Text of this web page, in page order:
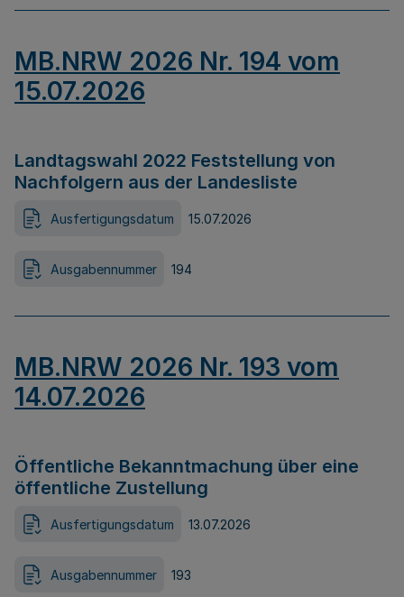
MB.NRW 2026 Nr. 194 vom
15.07.2026
Landtagswahl 2022 Feststellung von
Nachfolgern aus der Landesliste
Ausfertigungsdatum 15.07.2026
Ausgabennummer 194
MB.NRW 2026 Nr. 193 vom
14.07.2026
Öffentliche Bekanntmachung über eine
öffentliche Zustellung
Ausfertigungsdatum 13.07.2026
Ausgabennummer 193